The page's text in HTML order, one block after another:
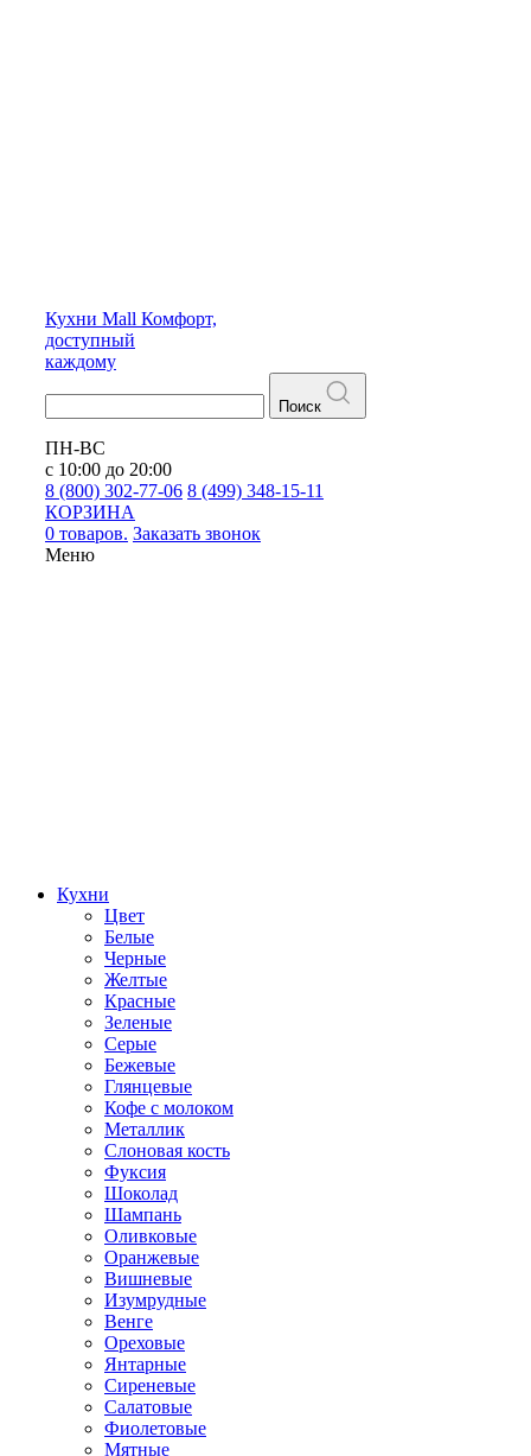
Кухни Mall Комфорт,
доступный
каждому
Поиск
ПН-ВС
с 10:00 до 20:00
8 (800) 302-77-06 8 (499) 348-15-11
КОРЗИНА
0 товаров. Заказать звонок
Меню
Кухни
Цвет
Белые
Черные
Желтые
Красные
Зеленые
Серые
Бежевые
Глянцевые
Кофе с молоком
Металлик
Слоновая кость
Фуксия
Шоколад
Шампань
Оливковые
Оранжевые
Вишневые
Изумрудные
Венге
Ореховые
Янтарные
Сиреневые
Салатовые
Фиолетовые
Мятные